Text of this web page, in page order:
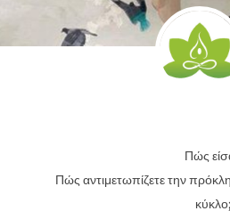
Πώς
Πώς αντιμετωπίζετε την
κύκλο;